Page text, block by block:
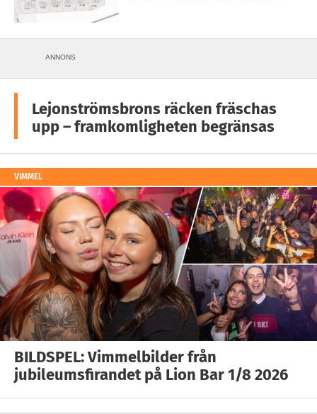
ANNONS
Lejonströmsbrons räcken fräschas
upp – framkomligheten begränsas
VIMMEL
BILDSPEL: Vimmelbilder från
jubileumsfirandet på Lion Bar 1/8 2026